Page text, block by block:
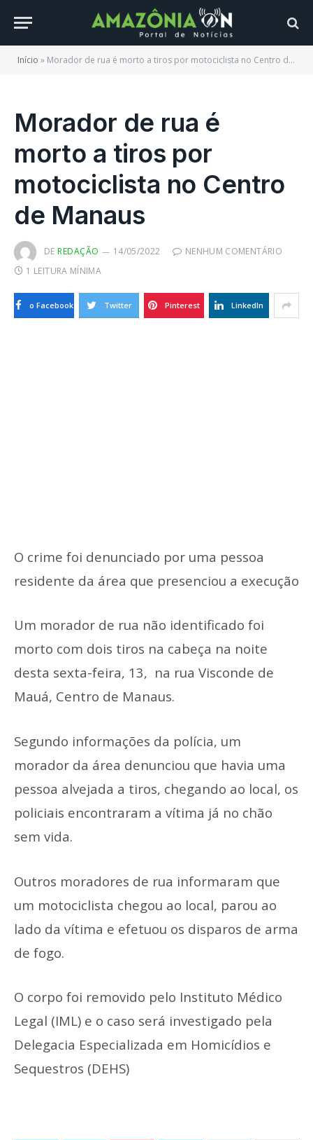
Início » Morador de rua é morto a tiros por motociclista no Centro de Manaus
Morador de rua é
morto a tiros por
motociclista no Centro
de Manaus
DE REDAÇÃO 14/05/2022
NENHUM COMENTÁRIO
1 LEITURA MÍNIMA
o Facebook Twitter Pinterest LinkedIn
O crime foi denunciado por uma pessoa
residente da área que presenciou a execução
Um morador de rua não identificado foi
morto com dois tiros na cabeça na noite
desta sexta-feira, 13, na rua Visconde de
Mauá, Centro de Manaus.
Segundo informações da polícia, um
morador da área denunciou que havia uma
pessoa alvejada a tiros, chegando ao local, os
policiais encontraram a vítima já no chão
sem vida.
Outros moradores de rua informaram que
um motociclista chegou ao local, parou ao
lado da vítima e efetuou os disparos de arma
de fogo.
O corpo foi removido pelo Instituto Médico
Legal (IML) e o caso será investigado pela
Delegacia Especializada em Homicídios e
Sequestros (DEHS)